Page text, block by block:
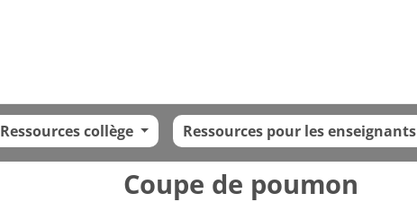
Ressources collège Ressources pour les enseignants
Coupe de poumon